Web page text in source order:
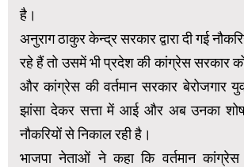
है।
अनुराग ठाकुर केन्द्र सरकार द्वारा दी गई
रहे हैं तो उसमें भी प्रदेश की कांग्रेस सरकार
और कांग्रेस की वर्तमान सरकार बेरोजगार
झांसा देकर सत्ता में आई और अब उनका
नौकरियों से निकाल रही है।
भाजपा नेताओं ने कहा कि वर्तमान